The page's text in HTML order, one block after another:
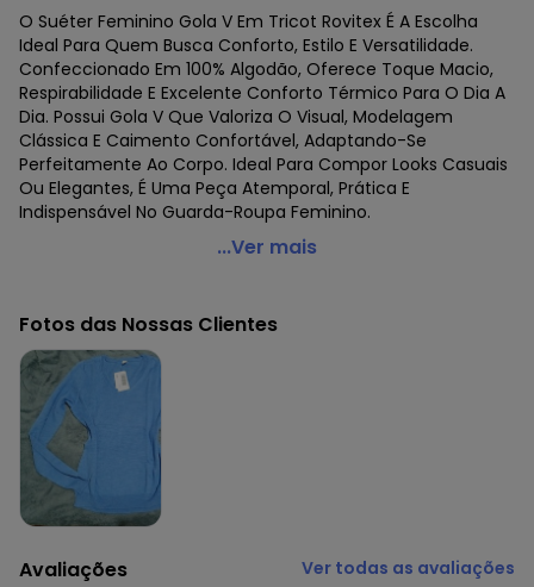
O Suéter Feminino Gola V Em Tricot Rovitex É A Escolha
Ideal Para Quem Busca Conforto, Estilo E Versatilidade.
Confeccionado Em 100% Algodão, Oferece Toque Macio,
Respirabilidade E Excelente Conforto Térmico Para O Dia A
Dia. Possui Gola V Que Valoriza O Visual, Modelagem
Clássica E Caimento Confortável, Adaptando-Se
Perfeitamente Ao Corpo. Ideal Para Compor Looks Casuais
Ou Elegantes, É Uma Peça Atemporal, Prática E
Indispensável No Guarda-Roupa Feminino.
Rovitex - Sueter Feminino Gola V em Tricot Cinza
Fornecedor: ROVITEX IND E COM DE MALHAS LTDA / CNPJ
79.233.672/0010-98
Feito: Brasil
Cuidados para conservação do produto: Lavar à mão.
Não usar alvejante.
Não usar secadora.
Secar na sombra.
Passar temperatura mínima.
Não lavar a seco.
Tecido: Tricot
...Ver mais
Fotos das Nossas Clientes
Avaliações Ver todas as avaliações